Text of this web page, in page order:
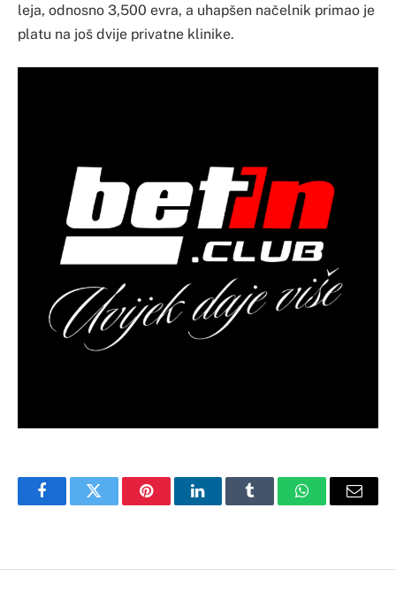
leja, odnosno 3,500 evra, a uhapšen načelnik primao je
platu na još dvije privatne klinike.
FacebookTwitter PinterestLinkedInTumblr WhatsAppEmail